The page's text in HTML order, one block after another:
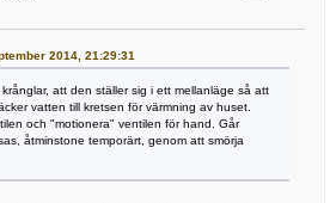
2014, 21:29:31
att den ställer sig i ett mellanläge så att
vatten till kretsen för värmning av huset.
och "motionera" ventilen för hand. Går
åtminstone temporärt, genom att smörja